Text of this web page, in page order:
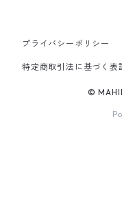
ジップ有り：裏起毛
ジップ有り：パイル
Tシャツ
プライバシーポリシー
特定商取引法に基づく表
©